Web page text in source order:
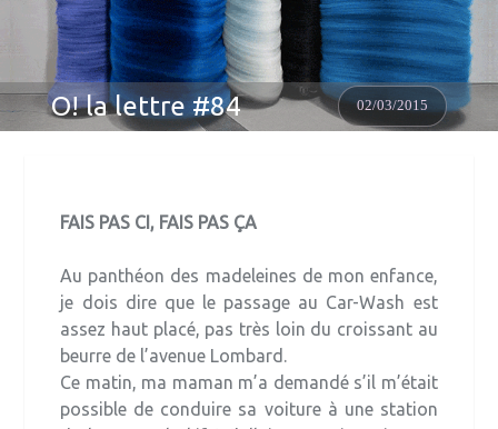
O! la lettre #84 02/03/2015
FAIS PAS CI, FAIS PAS ÇA
Au panthéon des madeleines de mon enfance,
je dois dire que le passage au Car-Wash est
assez haut placé, pas très loin du croissant au
beurre de l’avenue Lombard.
Ce matin, ma maman m’a demandé s’il m’était
possible de conduire sa voiture à une station